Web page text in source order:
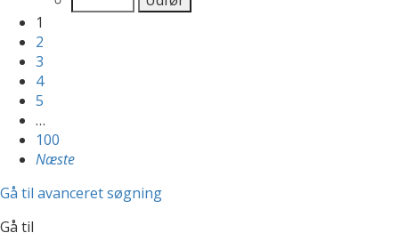
1
2
3
4
5
…
100
Næste
Gå til avanceret søgning
Gå til